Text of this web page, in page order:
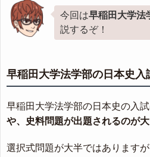
今回は早稲田大学法
説するぞ！
早稲田大学法学部の日本史入
早稲田大学法学部の日本史の入試
や、史料問題が出題されるのが大
選択式問題が大半ではあります